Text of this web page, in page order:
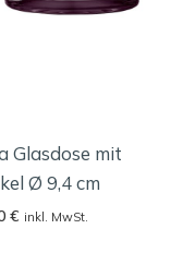
Glasdose mit
Ø 9,4 cm
€ inkl. MwSt.